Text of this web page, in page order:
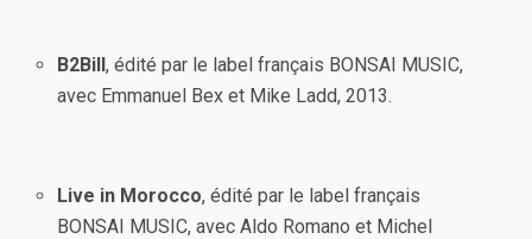
B2Bill, édité par le label français BONSAI MUSIC,
avec Emmanuel Bex et Mike Ladd, 2013.
Live in Morocco, édité par le label français
BONSAI MUSIC, avec Aldo Romano et Michel